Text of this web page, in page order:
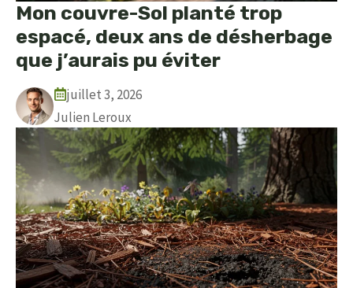
Mon couvre-Sol planté trop
espacé, deux ans de désherbage
que j’aurais pu éviter
juillet 3, 2026
Julien Leroux